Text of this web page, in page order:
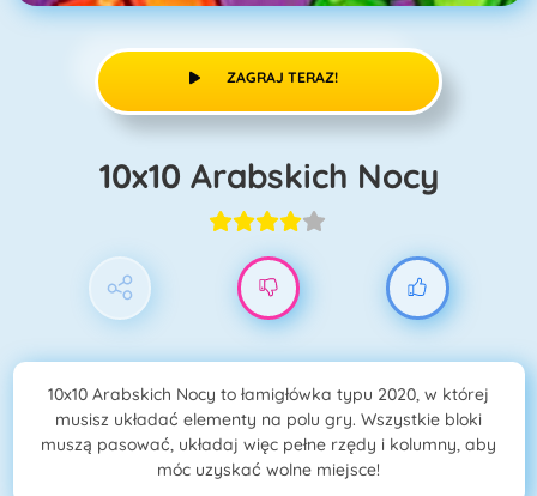
ZAGRAJ TERAZ!
10x10 Arabskich Nocy
10x10 Arabskich Nocy to łamigłówka typu 2020, w której
musisz układać elementy na polu gry. Wszystkie bloki
muszą pasować, układaj więc pełne rzędy i kolumny, aby
móc uzyskać wolne miejsce!